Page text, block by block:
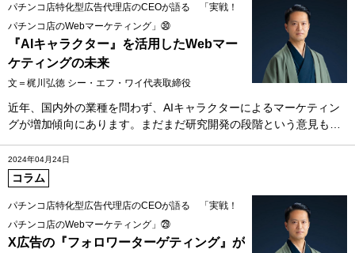
パチンコ店特化型広告代理店のCEOが語る 「実戦！
パチンコ店のWebマーケティング」㉚
『AIキャラクター』を活用したWebマー
ケティングの未来
文＝梶川弘徳 シー・エフ・ワイ代表取締役
近年、国内外の業種を問わず、AIキャラクターによるマーケティン
グが増加傾向にあります。まだまだ研究開発の段階という意見も…
2024年04月24日
コラム
パチンコ店特化型広告代理店のCEOが語る 「実戦！
パチンコ店のWebマーケティング」㉙
X広告の『フォロワーターゲティング』が